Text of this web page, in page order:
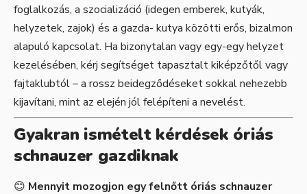
foglalkozás, a szocializáció (idegen emberek, kutyák,
helyzetek, zajok) és a gazda- kutya közötti erős, bizalmon
alapuló kapcsolat. Ha bizonytalan vagy egy-egy helyzet
kezelésében, kérj segítséget tapasztalt kiképzőtől vagy
fajtaklubtól – a rossz beidegződéseket sokkal nehezebb
kijavítani, mint az elején jól felépíteni a nevelést.
Gyakran ismételt kérdések óriás
schnauzer gazdiknak
😊 Mennyit mozogjon egy felnőtt óriás schnauzer